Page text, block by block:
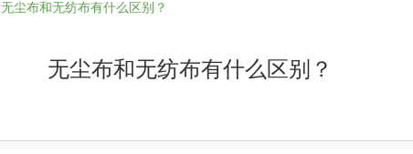
无尘布和无纺布有什么区别？
无尘布和无纺布有什么区别？